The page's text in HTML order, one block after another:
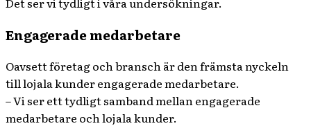
Engagerade medarbetare
Oavsett företag och bransch är den främsta nyckeln
till lojala kunder engagerade medarbetare.
– Vi ser ett tydligt samband mellan engagerade
medarbetare och lojala kunder.